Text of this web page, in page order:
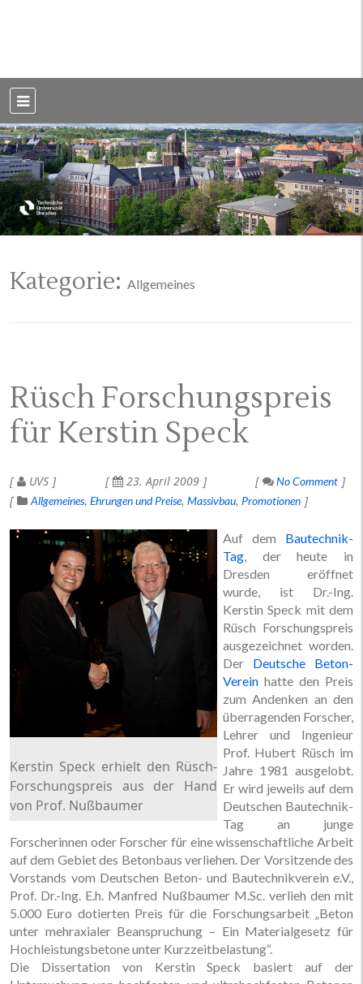
Dresden
Kategorie: Allgemeines
Rüsch Forschungspreis
für Kerstin Speck
UVS 23. April 2009
No Comment
Allgemeines Ehrungen und Preise Massivbau Promotionen
Kerstin Speck erhielt den Rüsch-
Forschungspreis aus der Hand
von Prof. Nußbaumer
Auf dem Bautechnik-
Tag, der heute in
Dresden eröffnet
wurde, ist Dr.-Ing.
Kerstin Speck mit dem
Rüsch Forschungspreis
ausgezeichnet worden.
Der Deutsche Beton-
Verein hatte den Preis
zum Andenken an den
überragenden Forscher,
Lehrer und Ingenieur
Prof. Hubert Rüsch im
Jahre 1981 ausgelobt.
Er wird jeweils auf dem
Deutschen Bautechnik-
Tag an junge
Forscherinnen oder Forscher für eine wissenschaftliche Arbeit
auf dem Gebiet des Betonbaus verliehen. Der Vorsitzende des
Vorstands vom Deutschen Beton- und Bautechnikverein e.V.,
Prof. Dr.-Ing. E.h. Manfred Nußbaumer M.Sc. verlieh den mit
5.000 Euro dotierten Preis für die Forschungsarbeit „Beton
unter mehraxialer Beanspruchung – Ein Materialgesetz für
Hochleistungsbetone unter Kurzzeitbelastung“.
Die Dissertation von Kerstin Speck basiert auf der